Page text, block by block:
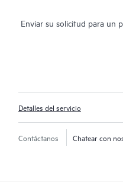
Enviar su solicitud para un
Detalles del servicio
Contáctanos Chatear con